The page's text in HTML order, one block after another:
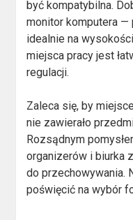
być kompatybilna.
monitor komputera —
idealnie na
miejsca pracy jest
regulacji.
Zaleca się, by
nie zawierało
Rozsądnym
organizerów i biurka
do przechowywania.
poświęcić na wybór